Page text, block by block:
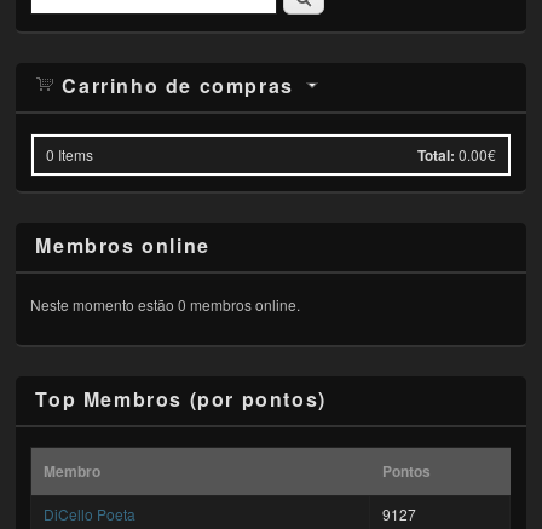
Carrinho de compras
0 Items Total: 0.00€
Membros online
Neste momento estão 0 membros online.
Top Membros (por pontos)
Membro Pontos
DiCello Poeta
9127